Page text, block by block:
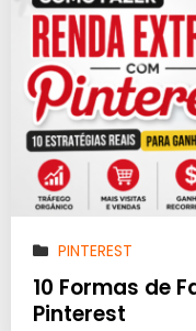
PINTEREST
10 Formas de
Pinterest